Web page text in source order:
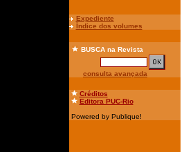
Expediente
Índice dos volumes
BUSCAna Revista
consulta avançada
Créditos
Editora PUC-Rio
Powered by Publique!